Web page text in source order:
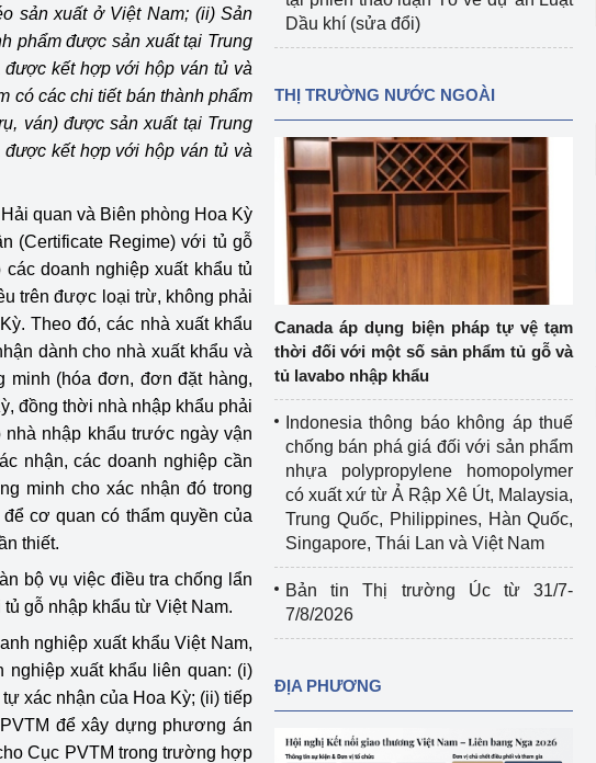
Tổ chức kiểm định kỹ thuật an toàn lao
động thuộc thẩm quyền quản lý của
Bộ Công Thương
Tổ chức được cấp GCN đăng ký, hoạt
động kiểm định thiết bị, dụng cụ điện
làm việc ở môi trường không có nguy
hiểm khí, bụi nổ
Cơ sở sản xuất, sửa chữa chai chứa
LPG
Tổ chức huấn luyện, bồi dưỡng
nghiệp vụ kiểm định kỹ thuật an toàn
lao động
Thương
Thương
tiết kiệm và
Hiệu quả năng lượng
và đổi mới sáng
Video bảo vệ môi trường
Album ảnh bảo vệ môi trường
Văn bản về môi trường
Đọc báo giúp bạn
tưởng của Đảng
dân
Khu vực miền Bắc
Khu vực miền Nam
Thị trường châu Á – châu Phi
Thị trường châu Âu – châu Mỹ
đưa nghị quyết
vào cuộc sống
sản xuất ở Việt Nam; (ii) Sản
phẩm được sản xuất tại Trung
kết hợp với hộp ván tủ và
có các chi tiết bán thành phẩm
ván) được sản xuất tại Trung
kết hợp với hộp ván tủ và
quan và Biên phòng Hoa Kỳ
(Certificate Regime) với tủ gỗ
doanh nghiệp xuất khẩu tủ
trên được loại trừ, không phải
Theo đó, các nhà xuất khẩu
dành cho nhà xuất khẩu và
minh (hóa đơn, đơn đặt hàng,
đồng thời nhà nhập khẩu phải
nhập khẩu trước ngày vận
nhận, các doanh nghiệp cần
minh cho xác nhận đó trong
cơ quan có thẩm quyền của
thiết.
bộ vụ việc điều tra chống lẩn
gỗ nhập khẩu từ Việt Nam.
nghiệp xuất khẩu Việt Nam,
nghiệp xuất khẩu liên quan: (i)
xác nhận của Hoa Kỳ; (ii) tiếp
để xây dựng phương án
Cục PVTM trong trường hợp
Dầu khí (sửa đổi)
THỊ TRƯỜNG NƯỚC NGOÀI
Canada áp dụng biện pháp tự vệ tạm
thời đối với một số sản phẩm tủ gỗ và
tủ lavabo nhập khẩu
Indonesia thông báo không áp thuế
chống bán phá giá đối với sản phẩm
nhựa polypropylene homopolymer
có xuất xứ từ Ả Rập Xê Út, Malaysia,
Trung Quốc, Philippines, Hàn Quốc,
Singapore, Thái Lan và Việt Nam
Bản tin Thị trường Úc từ 31/7-
7/8/2026
ĐỊA PHƯƠNG